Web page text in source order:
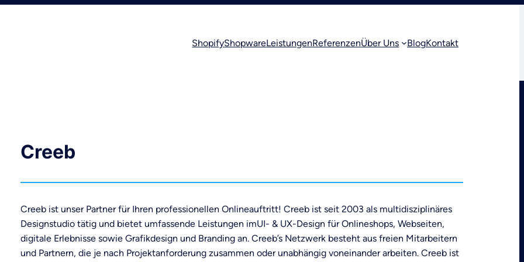
ShopifyShopwareLeistungenReferenzenÜber Uns BlogKontakt
Creeb
Creeb ist unser Partner für Ihren professionellen Onlineauftritt! Creeb ist seit 2003 als multidisziplinäres
Designstudio tätig und bietet umfassende Leistungen imUI- & UX-Design für Onlineshops, Webseiten,
digitale Erlebnisse sowie Grafikdesign und Branding an. Creeb’s Netzwerk besteht aus freien Mitarbeitern
und Partnern, die je nach Projektanforderung zusammen oder unabhängig voneinander arbeiten. Creeb ist